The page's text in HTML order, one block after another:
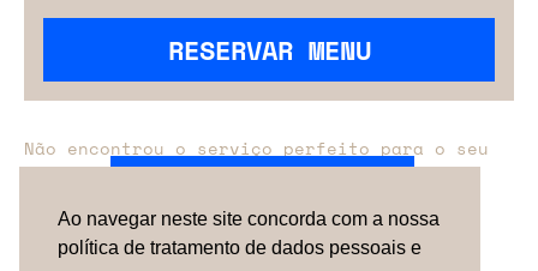
Ao navegar neste site concorda com a nossa
política de tratamento de dados pessoais e
RESERVAR MENU
Não encontrou o serviço perfeito para o seu
evento?
Entre em contacto connosco.
TERMOS & CONDIÇÕES SOBRE NÓS
COMO